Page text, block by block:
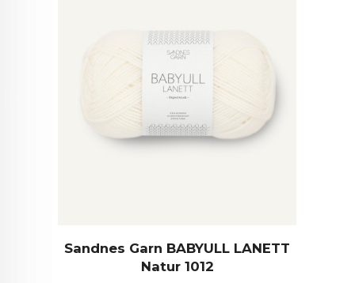
Sandnes Garn BABYULL LANETT
Natur 1012